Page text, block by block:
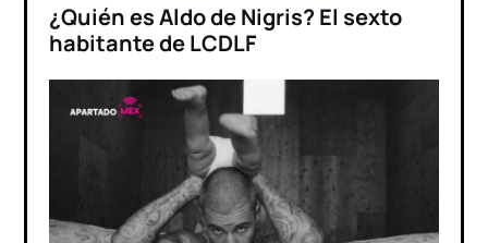
¿Quién es Aldo de Nigris? El sexto
habitante de LCDLF